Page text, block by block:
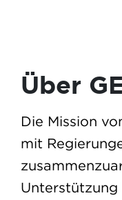
Über
Die Mission
mit